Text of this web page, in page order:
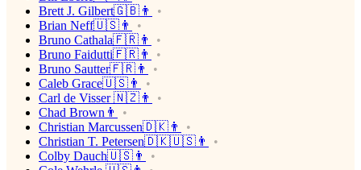
Brett J. Gilbert🇬🇧👨
Brian Neff🇺🇸👨
Bruno Cathala🇫🇷👨
Bruno Faidutti🇫🇷👨
Bruno Sautter🇫🇷👨
Caleb Grace🇺🇸👨
Carl de Visser 🇳🇿👨
Chad Brown👨
Christian Marcussen🇩🇰👨
Christian T. Petersen🇩🇰🇺🇸👨
Colby Dauch🇺🇸👨